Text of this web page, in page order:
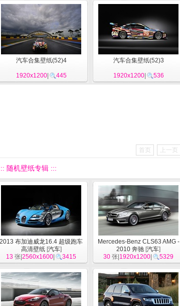
汽车合集壁纸(52)4
1920x1200| 445
汽车合集壁纸(52)3
1920x1200| 536
首页 上一页
随机壁纸专辑 :::
2013 布加迪威龙16.4 超级跑车
高清壁纸[汽车]
13 张| 2560x1600 3415
Mercedes-Benz CLS63 AMG -
2010 奔驰 [汽车]
30 张| 1920x1200 5329